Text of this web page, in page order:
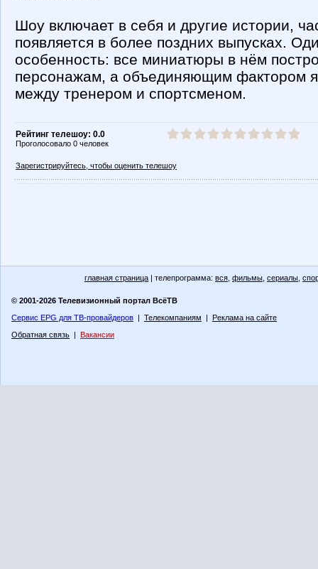
Шоу включает в себя и другие истории,
появляется в более поздних выпусках.
особенность: все миниатюры в нём
персонажам, а объединяющим фактором
между тренером и спортсменом.
Рейтинг телешоу: 0.0
Проголосовало 0 человек
Зарегистрируйтесь, чтобы оценить телешоу
главная страница | телепрограмма: вся фильмы сериалы
© 2001-2026 Телевизионный портал ВсёТВ
Сервис EPG для ТВ-провайдеров | Телекомпаниям | Реклама на сайте
Обратная связь | Вакансии